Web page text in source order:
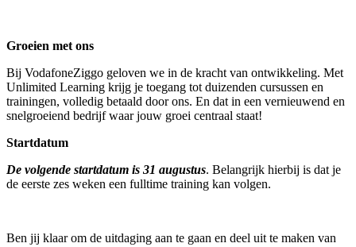
Groeien met ons
Bij VodafoneZiggo geloven we in de kracht van ontwikkeling. Met
Unlimited Learning krijg je toegang tot duizenden cursussen en
trainingen, volledig betaald door ons. En dat in een vernieuwend en
snelgroeiend bedrijf waar jouw groei centraal staat!
Startdatum
De volgende startdatum is 31 augustus. Belangrijk hierbij is dat je
de eerste zes weken een fulltime training kan volgen.
Ben jij klaar om de uitdaging aan te gaan en deel uit te maken van